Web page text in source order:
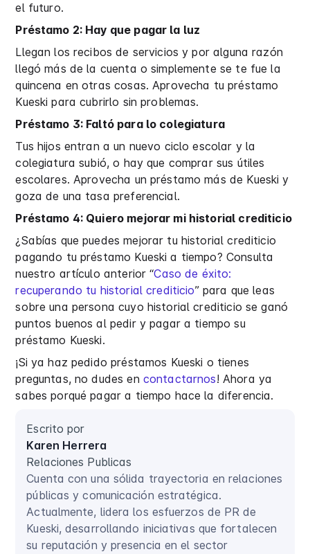
el futuro.
Préstamo 2: Hay que pagar la luz
Llegan los recibos de servicios y por alguna razón
llegó más de la cuenta o simplemente se te fue la
quincena en otras cosas. Aprovecha tu préstamo
Kueski para cubrirlo sin problemas.
Préstamo 3: Faltó para lo colegiatura
Tus hijos entran a un nuevo ciclo escolar y la
colegiatura subió, o hay que comprar sus útiles
escolares. Aprovecha un préstamo más de Kueski y
goza de una tasa preferencial.
Préstamo 4: Quiero mejorar mi historial crediticio
¿Sabías que puedes mejorar tu historial crediticio
pagando tu préstamo Kueski a tiempo? Consulta
nuestro artículo anterior “Caso de éxito:
recuperando tu historial crediticio” para que leas
sobre una persona cuyo historial crediticio se ganó
puntos buenos al pedir y pagar a tiempo su
préstamo Kueski.
¡Si ya haz pedido préstamos Kueski o tienes
preguntas, no dudes en contactarnos! Ahora ya
sabes porqué pagar a tiempo hace la diferencia.
Escrito por
Karen Herrera
Relaciones Publicas
Cuenta con una sólida trayectoria en relaciones
públicas y comunicación estratégica.
Actualmente, lidera los esfuerzos de PR de
Kueski, desarrollando iniciativas que fortalecen
su reputación y presencia en el sector